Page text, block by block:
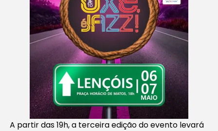
A partir das 19h, a terceira edição do evento levará